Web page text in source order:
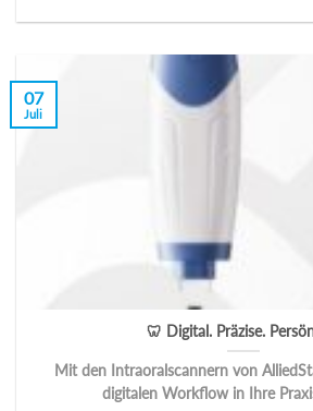
🦷 Digital. Präzise.
Mit den Intraoralscannern von
digitalen Workflow in Ihre
07
Juli